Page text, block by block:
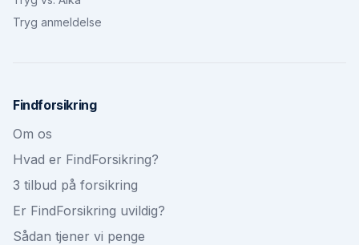
Tryg anmeldelse
Findforsikring
Om os
Hvad er FindForsikring?
3 tilbud på forsikring
Er FindForsikring uvildig?
Sådan tjener vi penge